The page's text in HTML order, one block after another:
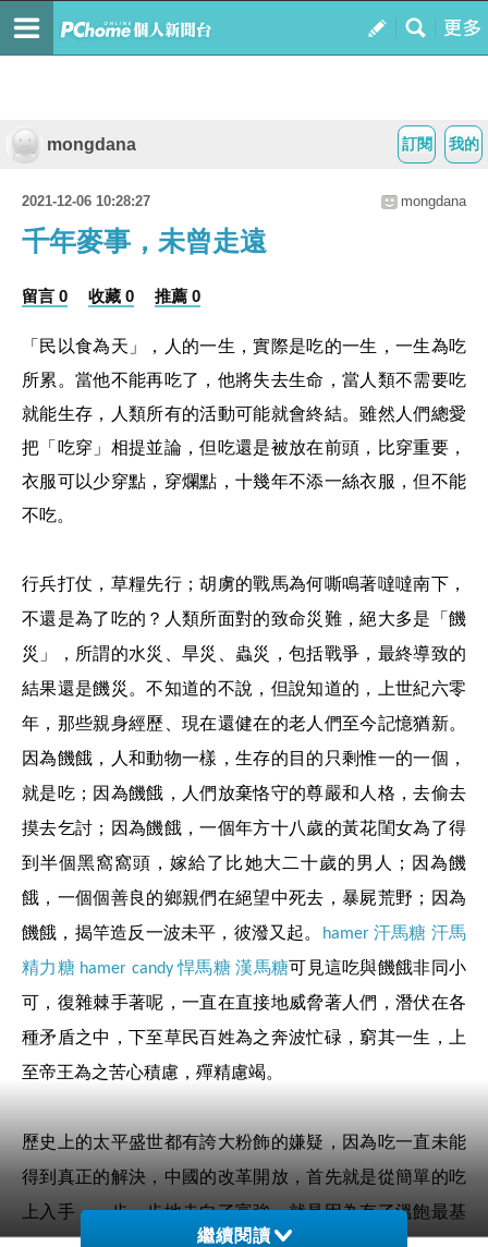
我的
訂閱
mongdana
2021-12-06 10:28:27 mongdana
千年麥事，未曾走遠
留言 0 收藏 0 推薦 0
「民以食為天」，人的一生，實際是吃的一生，一生為吃
所累。當他不能再吃了，他將失去生命，當人類不需要吃
就能生存，人類所有的活動可能就會終結。雖然人們總愛
把「吃穿」相提並論，但吃還是被放在前頭，比穿重要，
衣服可以少穿點，穿爛點，十幾年不添一絲衣服，但不能
不吃。
行兵打仗，草糧先行；胡虜的戰馬為何嘶鳴著噠噠南下，
不還是為了吃的？人類所面對的致命災難，絕大多是「饑
災」，所謂的水災、旱災、蟲災，包括戰爭，最終導致的
結果還是饑災。不知道的不說，但說知道的，上世紀六零
年，那些親身經歷、現在還健在的老人們至今記憶猶新。
因為饑餓，人和動物一樣，生存的目的只剩惟一的一個，
就是吃；因為饑餓，人們放棄恪守的尊嚴和人格，去偷去
摸去乞討；因為饑餓，一個年方十八歲的黃花閨女為了得
到半個黑窩窩頭，嫁給了比她大二十歲的男人；因為饑
餓，一個個善良的鄉親們在絕望中死去，暴屍荒野；因為
饑餓，揭竿造反一波未平，彼潑又起。
hamer 汗馬糖 汗馬
精力糖 hamer candy 悍馬糖 漢馬糖可見這吃與饑餓非同小
可，復雜棘手著呢，一直在直接地威脅著人們，潛伏在各
種矛盾之中，下至草民百姓為之奔波忙碌，窮其一生，上
至帝王為之苦心積慮，殫精慮竭。
歷史上的太平盛世都有誇大粉飾的嫌疑，因為吃一直未能
得到真正的解決，中國的改革開放，首先就是從簡單的吃
上入手，一步一步地走向了富強，就是因為有了溫飽最基
繼續閱讀